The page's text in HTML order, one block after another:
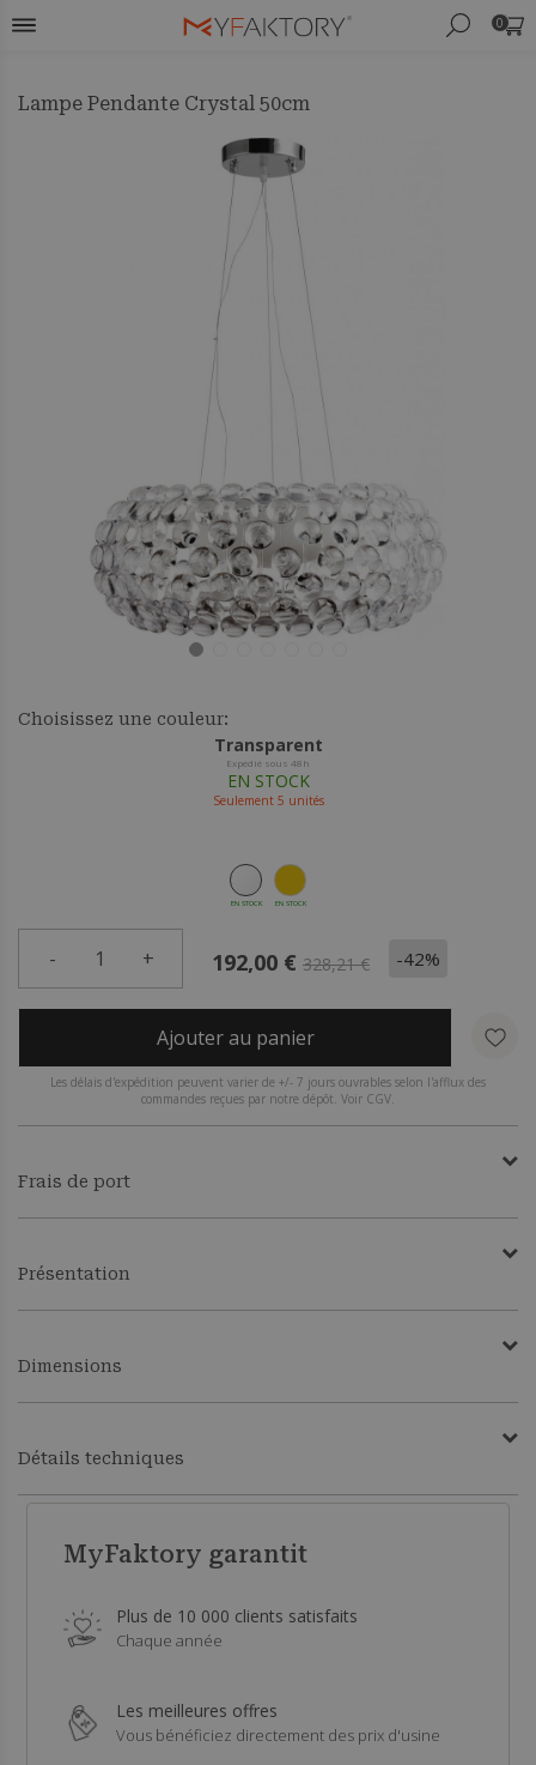
0
Lampe Pendante Crystal 50cm
Choisissez une couleur:
Transparent
Expédié sous 48h
EN STOCK
Seulement 5 unités
EN STOCK EN STOCK
- 1 + 192,00 € 328,21 € -42%
Ajouter au panier
Les délais d'expédition peuvent varier de +/- 7 jours ouvrables selon l'afflux des
commandes reçues par notre dépôt. Voir CGV.
Frais de port
Présentation
Dimensions
Détails techniques
MyFaktory garantit
Plus de 10 000 clients satisfaits
Chaque année
Les meilleures offres
Vous bénéficiez directement des prix d'usine